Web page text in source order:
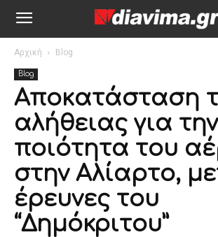
Αρχική Blog
Blog
Αποκατάσταση
αλήθειας για την
ποιότητα του
στην Αλίαρτο,
έρευνες του
“Δημόκριτου”